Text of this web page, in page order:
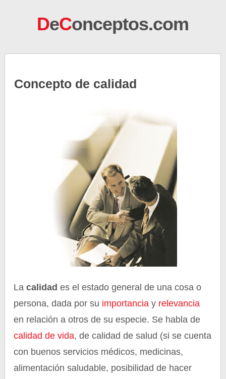
DeConceptos.com
Concepto de calidad
Lacalidad es el estado general de una cosa o
persona, dada por su importancia y relevancia
en relación a otros de su especie. Se habla de
calidad de vida, de calidad de salud (si se cuenta
con buenos servicios médicos, medicinas,
alimentación saludable, posibilidad de hacer